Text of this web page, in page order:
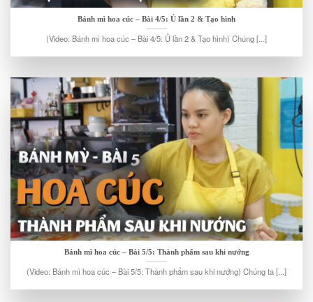
Bánh mì hoa cúc – Bài 4/5: Ủ lần 2 & Tạo hình
(Video: Bánh mì hoa cúc – Bài 4/5: Ủ lần 2 & Tạo hình) Chúng [...]
Bánh mì hoa cúc – Bài 5/5: Thành phẩm sau khi nướng
(Video: Bánh mì hoa cúc – Bài 5/5: Thành phẩm sau khi nướng) Chúng ta [...]